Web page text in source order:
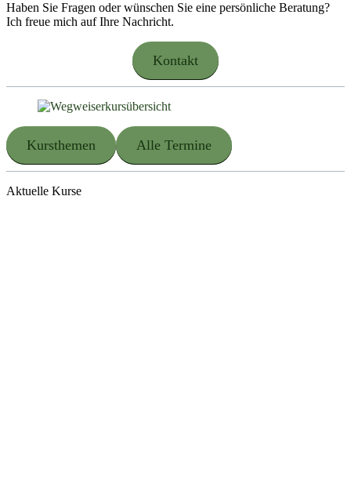
Haben Sie Fragen oder wünschen Sie eine persönliche Beratung?
Ich freue mich auf Ihre Nachricht.
Kontakt
Kursthemen Alle Termine
Aktuelle Kurse